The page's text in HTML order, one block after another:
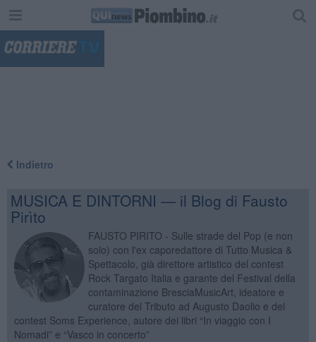
Indietro
MUSICA E DINTORNI — il Blog di Fausto
Pirìto
FAUSTO PIRITO - Sulle strade del Pop (e non
solo) con l'ex caporedattore di Tutto Musica &
Spettacolo, già direttore artistico del contest
Rock Targato Italia e garante del Festival della
contaminazione BresciaMusicArt, ideatore e
curatore del Tributo ad Augusto Daolio e del
contest Soms Experience, autore dei libri “In viaggio con I
Nomadi” e “Vasco in concerto”